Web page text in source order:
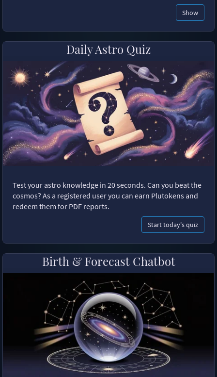
Show
Daily Astro Quiz
Test your astro knowledge in 20 seconds. Can you beat the
cosmos? As a registered user you can earn Plutokens and
redeem them for PDF reports.
Start today's quiz
Birth & Forecast Chatbot